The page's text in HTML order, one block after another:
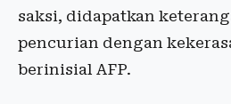
saksi, didapatkan
pencurian dengan
berinisial AFP.